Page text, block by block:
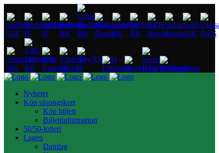
Nyheter
Köp säsongskort
Köp biljett
Biljettinformation
50/50-lotteri
Lagen
Damlag